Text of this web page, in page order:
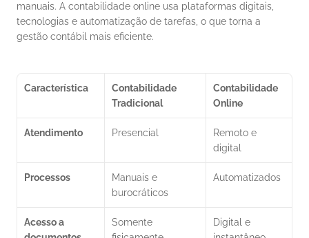
manuais. A contabilidade online usa plataformas digitais,
tecnologias e automatização de tarefas, o que torna a
gestão contábil mais eficiente.
Característica
Contabilidade
Tradicional
Contabilidade
Online
Atendimento Presencial
Remoto e
digital
Processos
Manuais e
burocráticos
Automatizados
Acesso a
Somente
Digital e